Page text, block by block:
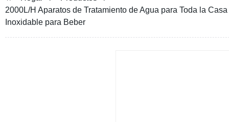
2000L/H Aparatos de Tratamiento de Agua para Toda la
Inoxidable para Beber